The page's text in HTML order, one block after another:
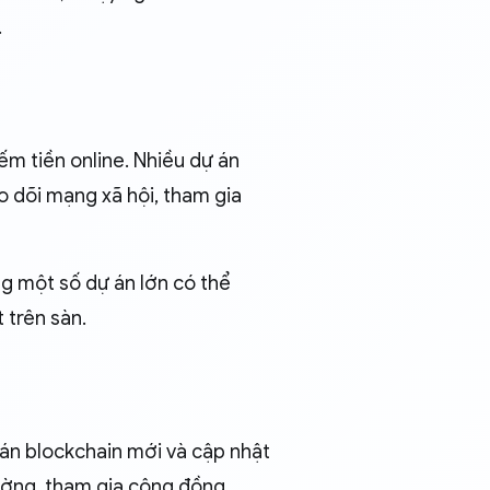
tiền online. Nhiều dự án
dõi mạng xã hội, tham gia
một số dự án lớn có thể
trên sàn.
blockchain mới và cập nhật